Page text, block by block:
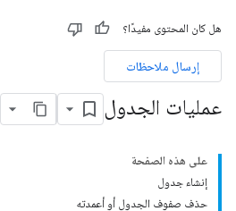
هل كان المحتوى مفيدًا؟
إرسال ملاحظات
عمليات الجدول
على هذه الصفحة
إنشاء جدول
حذف صفوف الجدول أو أعمدته